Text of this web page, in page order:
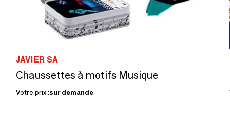
JAVIER SA
Chaussettes à motifs Musique
Votre prix :sur demande